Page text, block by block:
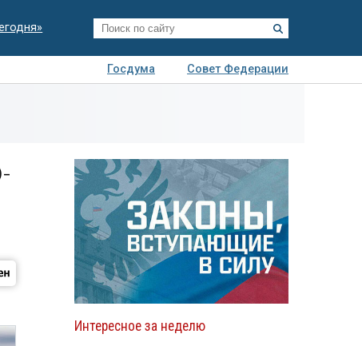
Госдума
Совет Федерации
Интересное за неделю